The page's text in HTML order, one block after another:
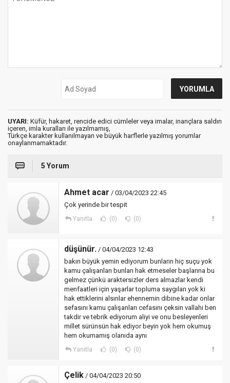
UYARI: Küfür, hakaret, rencide edici cümleler veya imalar, inançlara saldırı
içeren, imla kuralları ile yazılmamış,
Türkçe karakter kullanılmayan ve büyük harflerle yazılmış yorumlar
onaylanmamaktadır.
5 Yorum
Ahmet acar / 03/04/2023 22:45
Çok yerinde bir tespit
Yanıtla (0) (0)
düşünür. / 04/04/2023 12:43
bakın büyük yemin ediyorum bunların hiç suçu yok
kamu çalışanları bunları hak etmeseler başlarına bu
gelmez çünkü araktersizler ders almazlar kendi
menfaatleri için yaşarlar topluma saygıları yok ki
hak ettiklerini alsınlar ehennemin dibine kadar onlar
sefasını kamu çalışanları cefasını çeksin vallahi ben
takdir ve tebrik ediyorum aliyi ve onu besleyenleri
millet sürünsün hak ediyor beyin yok hem okumuş
hem okumamış olanıda aynı
Yanıtla (0) (0)
Çelik / 04/04/2023 20:50